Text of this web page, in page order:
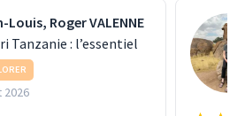
Louis, Roger VALENNE
Tanzanie : l’essentiel
2026